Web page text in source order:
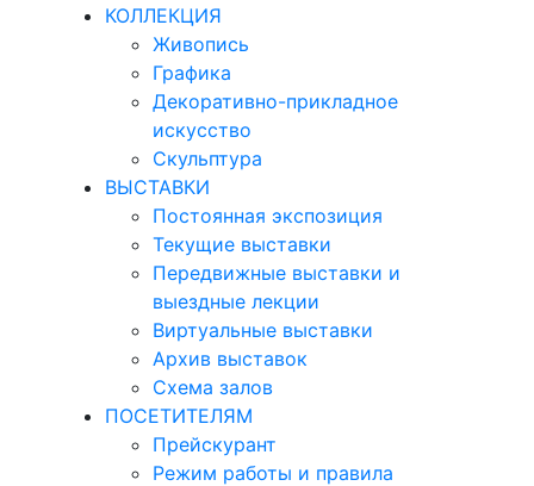
КОЛЛЕКЦИЯ
Живопись
Графика
Декоративно-прикладное
искусство
Скульптура
ВЫСТАВКИ
Постоянная экспозиция
Текущие выставки
Передвижные выставки и
выездные лекции
Виртуальные выставки
Архив выставок
Схема залов
ПОСЕТИТЕЛЯМ
Прейскурант
Режим работы и правила